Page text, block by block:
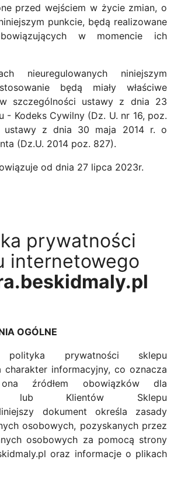
przed wejściem w życie zmian, o
punkcie, będą realizowane
w momencie ich
nieuregulowanych niniejszym
będą miały właściwe
szczególności ustawy z dnia 23
- Kodeks Cywilny (Dz. U. nr 16, poz.
z dnia 30 maja 2014 r. o
(Dz.U. 2014 poz. 827).
od dnia 27 lipca 2023r.
prywatności
internetowego
OGÓLNE
polityka prywatności sklepu
charakter informacyjny, co oznacza
źródłem obowiązków dla
lub Klientów Sklepu
dokument określa zasady
osobowych, pozyskanych przez
osobowych za pomocą strony
oraz informacje o plikach